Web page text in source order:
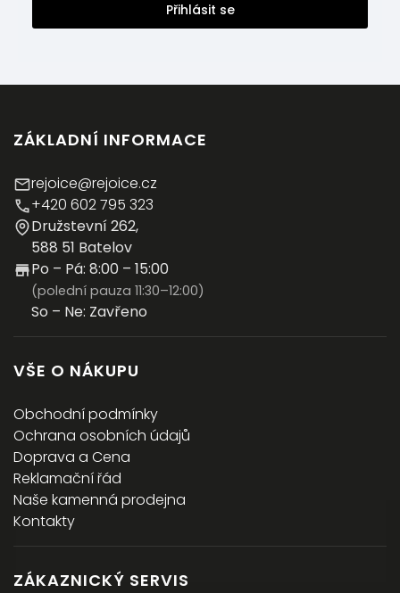
Přihlásit se
ZÁKLADNÍ INFORMACE
rejoice@rejoice.cz
+420 602 795 323
Družstevní 262,
588 51 Batelov
Po – Pá: 8:00 – 15:00
(polední pauza 11:30–12:00)
So – Ne: Zavřeno
VŠE O NÁKUPU
Obchodní podmínky
Ochrana osobních údajů
Doprava a Cena
Reklamační řád
Naše kamenná prodejna
Kontakty
ZÁKAZNICKÝ SERVIS